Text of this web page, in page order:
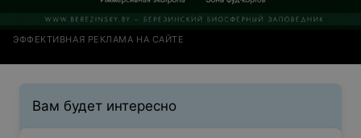
ЭФФЕКТИВНАЯ РЕКЛАМА НА САЙТЕ
Вам будет интересно